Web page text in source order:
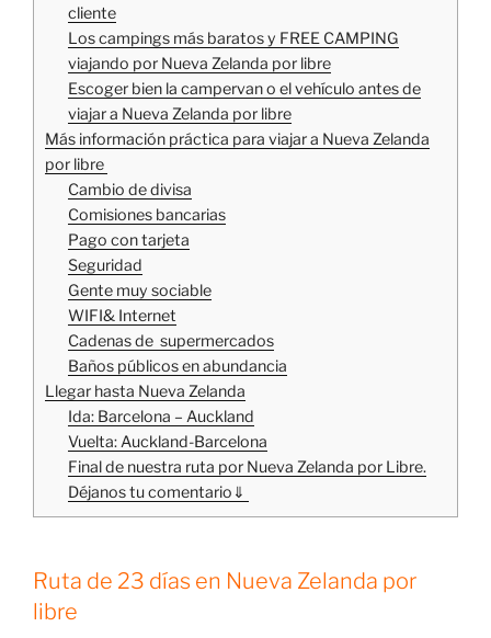
cliente
Los campings más baratos y FREE CAMPING
viajando por Nueva Zelanda por libre
Escoger bien la campervan o el vehículo antes de
viajar a Nueva Zelanda por libre
Más información práctica para viajar a Nueva Zelanda
por libre
Cambio de divisa
Comisiones bancarias
Pago con tarjeta
Seguridad
Gente muy sociable
WIFI& Internet
Cadenas de supermercados
Baños públicos en abundancia
Llegar hasta Nueva Zelanda
Ida: Barcelona – Auckland
Vuelta: Auckland-Barcelona
Final de nuestra ruta por Nueva Zelanda por Libre.
Déjanos tu comentario⇓
Ruta de 23 días en Nueva Zelanda por
libre